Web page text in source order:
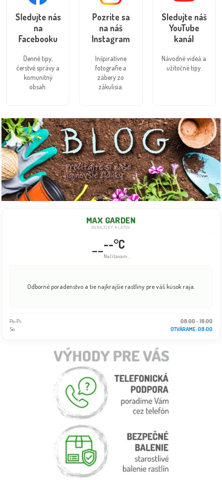
MAX GARDEN
DUNAJSKÝ KLÁTOV
----°C
Načítavam...
Odborné poradenstvo a tie najkrajšie rastliny pre váš kúsok raja.
Po-Pi:
08:00 - 18:00
So:
OTVÁRAME: 08:00
Sledujte nás
na
Facebooku
Denné tipy,
čerstvé správy a
komunitný
obsah.
Pozrite sa
na náš
Instagram
Inšpiratívne
fotografie a
zábery zo
zákulisia.
Sledujte náš
YouTube
kanál
Návodné videá a
užitočné tipy.